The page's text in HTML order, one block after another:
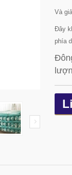
Và
Đây
phía